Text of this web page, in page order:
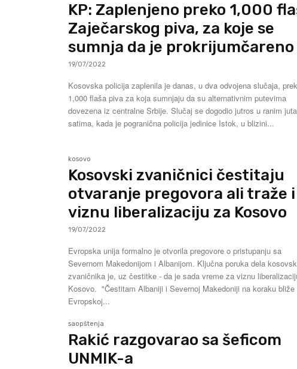
KP: Zaplenjeno preko 1,000
Zaječarskog piva, za koje se
sumnja da je prokrijumčareno
19/07/2022
Kosovska policija zaplenila je danas, u dva odvojena slučaja,
1,000 flaša piva za koja sumnjaju da su alternativnim putevima
dovezena iz centralne Srbije. Slučaj se dogodio jutros u ranim jutarnjim
satima, kada je pogranična policija jedinice Istok, u blizini...
kosovo
Kosovski zvaničnici čestitaju
otvaranje pregovora ali traže i
viznu liberalizaciju za Kosovo
19/07/2022
Evropska unija formalno je otvorila pregovore o pristupanju sa
Severnom Makedonijom i Albanijom. Ključna poruka dela
zvaničnika je, uz čestitke - da je sada vreme za viznu
Kosovo. "Čestitam Albaniji i Severnoj Makedoniji na koraku bliže
Evropskoj...
saopštenja
Rakić razgovarao sa šeficom
UNMIK-a